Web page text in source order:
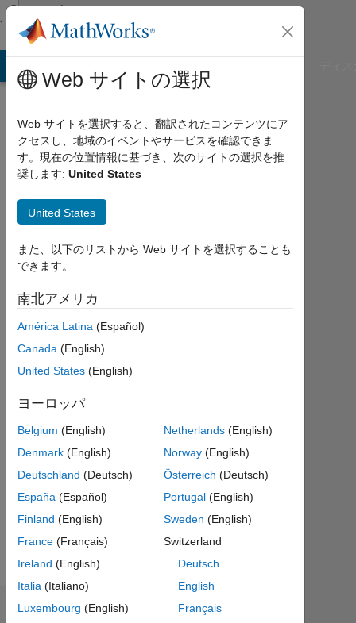
コンテンツへスキップ
Community
Profile
denpika
Last
seen:
2017
か
ア
ク
テ
Followers:
Following:
Follow
ダッシュボード
Web サイトの選択
Web サイトを選択すると、翻訳されたコンテンツにア
クセスし、地域のイベントやサービスを確認できま
す。現在の位置情報に基づき、次のサイトの選択を推
奨します: United States
United States
また、以下のリストから Web サイトを選択することも
できます。
南北アメリカ
América Latina (Español)
Canada (English)
United States (English)
ヨーロッパ
Belgium (English)
Denmark (English)
Deutschland (Deutsch)
España (Español)
Finland (English)
France (Français)
Ireland (English)
Italia (Italiano)
Luxembourg (English)
Netherlands (English)
Norway (English)
Österreich (Deutsch)
Portugal (English)
Sweden (English)
Switzerland
Deutsch
English
Français